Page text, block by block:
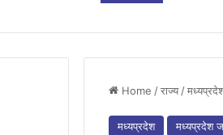
से किसानों में उत्साह, नैनो डीएपी और नैनो
Home /राज्य /
मध्यप्रदेश मध्यप्रदेश